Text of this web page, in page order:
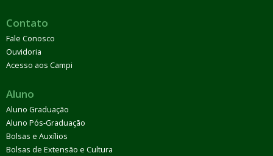
Contato
Fale Conosco
Ouvidoria
Acesso aos Campi
Aluno
Aluno Graduação
Aluno Pós-Graduação
Bolsas e Auxílios
Bolsas de Extensão e Cultura